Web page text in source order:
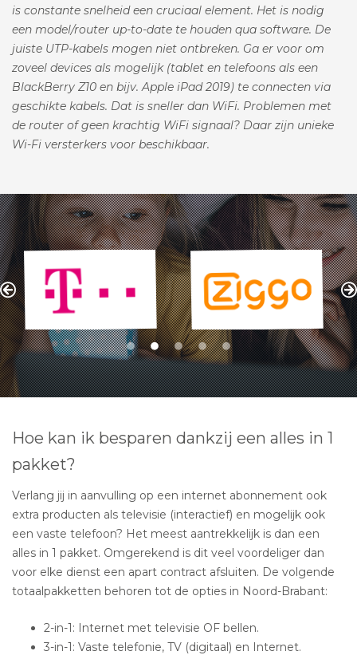
is constante snelheid een cruciaal element. Het is nodig
een model/router up-to-date te houden qua software. De
juiste UTP-kabels mogen niet ontbreken. Ga er voor om
zoveel devices als mogelijk (tablet en telefoons als een
BlackBerry Z10 en bijv. Apple iPad 2019) te connecten via
geschikte kabels. Dat is sneller dan WiFi. Problemen met
de router of geen krachtig WiFi signaal? Daar zijn unieke
Wi-Fi versterkers voor beschikbaar.
Hoe kan ik besparen dankzij een alles in 1
pakket?
Verlang jij in aanvulling op een internet abonnement ook
extra producten als televisie (interactief) en mogelijk ook
een vaste telefoon? Het meest aantrekkelijk is dan een
alles in 1 pakket. Omgerekend is dit veel voordeliger dan
voor elke dienst een apart contract afsluiten. De volgende
totaalpakketten behoren tot de opties in Noord-Brabant:
2-in-1: Internet met televisie OF bellen.
3-in-1: Vaste telefonie, TV (digitaal) en Internet.